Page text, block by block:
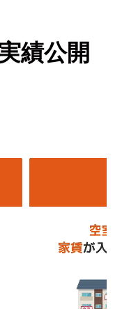
績公開